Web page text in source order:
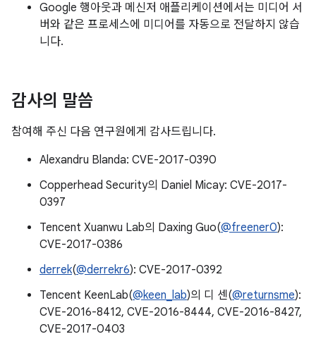
Google 행아웃과 메신저 애플리케이션에서는 미디어 서
버와 같은 프로세스에 미디어를 자동으로 전달하지 않습
니다.
감사의 말씀
참여해 주신 다음 연구원에게 감사드립니다.
Alexandru Blanda: CVE-2017-0390
Copperhead Security의 Daniel Micay: CVE-2017-
0397
Tencent Xuanwu Lab의 Daxing Guo(@freener0):
CVE-2017-0386
derrek(@derrekr6): CVE-2017-0392
Tencent KeenLab(@keen_lab)의 디 센(@returnsme):
CVE-2016-8412, CVE-2016-8444, CVE-2016-8427,
CVE-2017-0403